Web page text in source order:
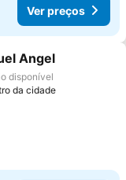
Ver preços
favoritos
Angel
disponível
da cidade